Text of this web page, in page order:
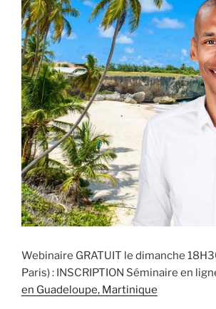
Webinaire GRATUIT le dimanche
Paris) : INSCRIPTION Séminaire en
en Guadeloupe, Martinique